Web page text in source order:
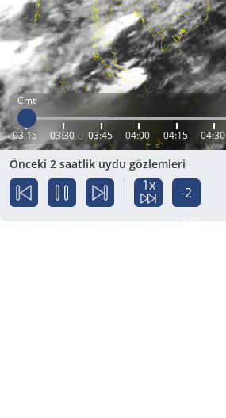
Cmt
03:15 03:30 03:45 04:00 04:15 04:30
Önceki 2 saatlik uydu gözlemleri
1x
-2